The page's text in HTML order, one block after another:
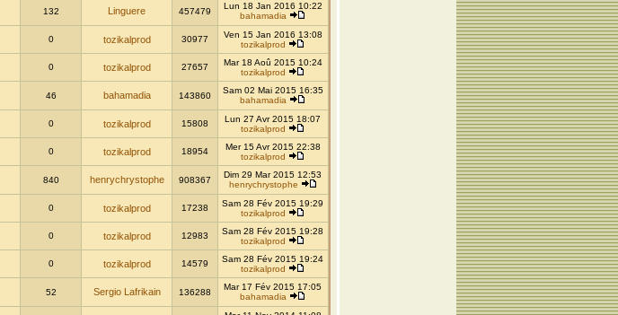
132 Linguere 457479
Lun 18 Jan 2016 10:22
bahamadia
0 tozikalprod 30977
Ven 15 Jan 2016 13:08
tozikalprod
0 tozikalprod 27657
Mar 18 Aoû 2015 10:24
tozikalprod
46 bahamadia 143860
Sam 02 Mai 2015 16:35
bahamadia
0 tozikalprod 15808
Lun 27 Avr 2015 18:07
tozikalprod
0 tozikalprod 18954
Mer 15 Avr 2015 22:38
tozikalprod
840 henrychrystophe 908367
Dim 29 Mar 2015 12:53
henrychrystophe
0 tozikalprod 17238
Sam 28 Fév 2015 19:29
tozikalprod
0 tozikalprod 12983
Sam 28 Fév 2015 19:28
tozikalprod
0 tozikalprod 14579
Sam 28 Fév 2015 19:24
tozikalprod
52 Sergio Lafrikain 136288
Mar 17 Fév 2015 17:05
bahamadia